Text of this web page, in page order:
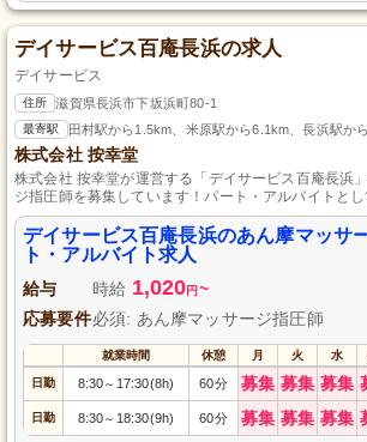
デイサービス百庵長浜の求人
デイサービス
住所 滋賀県長浜市下坂浜町80-1
最寄駅 田村駅から1.5km、米原駅から6.1km、長浜駅か
株式会社 按幸堂
株式会社 按幸堂が運営する「デイサービス百庵長浜
ジ指圧師を募集しています！パート・アルバイトと
なシフトが可能。元気で優しいあなたの手で、利用
てみませんか？経験不問でお待ちしています。興味
ださい！
デイサービス百庵長浜のあん摩マッサ
ト・アルバイト求人
給与 時給 1,020円 ~
応募要件必須: あん摩マッサージ指圧師
就業時間 休憩 月 火 水
日勤 8:30～ 17:30(8h) 60分 募集 募集 募集
日勤 8:30～ 18:30(9h) 60分 募集 募集 募集